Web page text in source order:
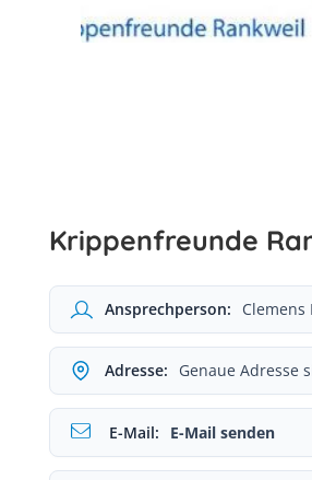
Krippenfreunde
Ansprechperson: Clemens
Adresse: Genaue Adresse
E-Mail: E-Mail senden